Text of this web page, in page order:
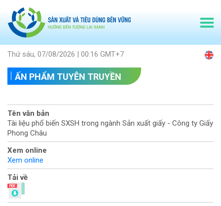
Thứ sáu, 07/08/2026 | 00:16 GMT+7
ẤN PHẨM TUYÊN TRUYỀN
Tên văn bản
Tài liệu phổ biến SXSH trong ngành Sản xuất giấy - Công ty Giấy
Phong Châu
Xem online
Xem online
Tải về